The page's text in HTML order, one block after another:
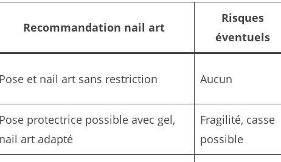
Recommandation nail art
Risques
éventuels
Pose et nail art sans restriction Aucun
Pose protectrice possible avec gel,
nail art adapté
Fragilité, casse
possible